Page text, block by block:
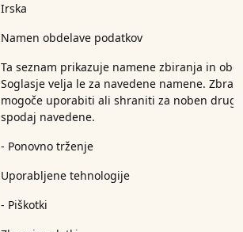
Irska
Namen obdelave podatkov
Ta seznam prikazuje namene zbiranja in
Soglasje velja le za navedene namene.
mogoče uporabiti ali shraniti za noben drug
spodaj navedene.
- Ponovno trženje
Uporabljene tehnologije
- Piškotki